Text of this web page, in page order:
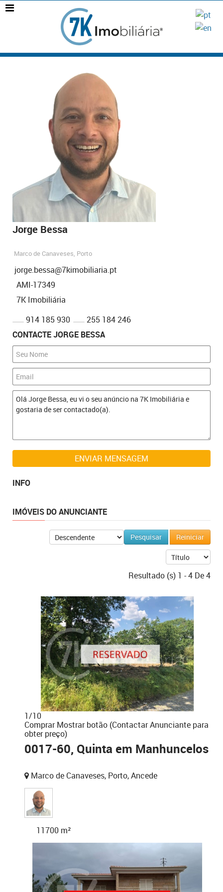
Jorge Bessa
Marco de Canaveses, Porto
jorge.bessa@7kimobiliaria.pt
AMI-17349
7K Imobiliária
914 185 930
255 184 246
CONTACTE JORGE BESSA
ENVIAR MENSAGEM
INFO
IMÓVEIS DO ANUNCIANTE
Resultado (s) 1 - 4 De 4
1/10
ComprarMostrar botão (Contactar Anunciante para
obter preço)
0017-60, Quinta em Manhuncelos
Marco de Canaveses, Porto, Ancede
11700 m²